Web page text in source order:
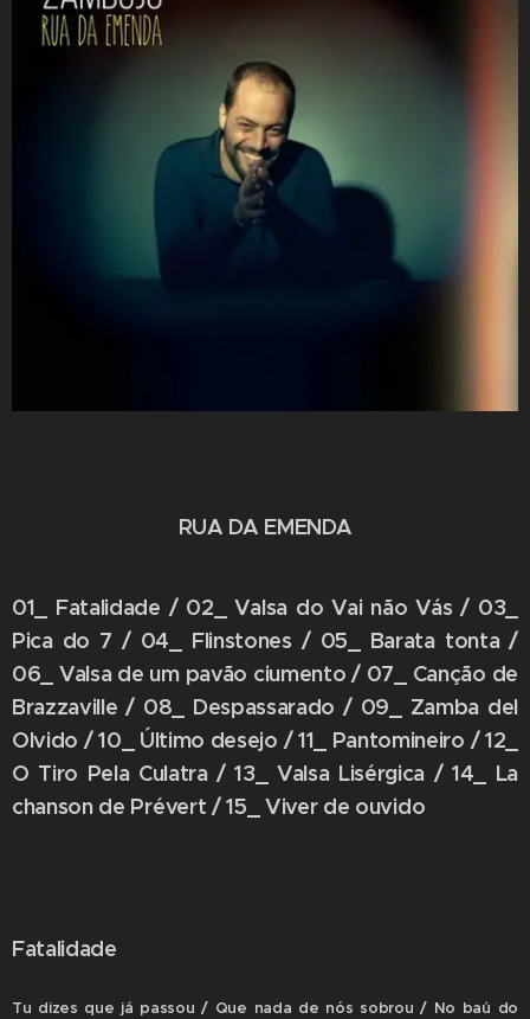
RUA DA EMENDA
01_ Fatalidade / 02_ Valsa do Vai não Vás / 03_
Pica do 7 / 04_ Flinstones / 05_ Barata tonta /
06_ Valsa de um pavão ciumento / 07_ Canção de
Brazzaville / 08_ Despassarado / 09_ Zamba del
Olvido / 10_ Último desejo / 11_ Pantomineiro / 12_
O Tiro Pela Culatra / 13_ Valsa Lisérgica / 14_ La
chanson de Prévert / 15_ Viver de ouvido
Fatalidade
Tu dizes que já passou / Que nada de nós sobrou / No baú do